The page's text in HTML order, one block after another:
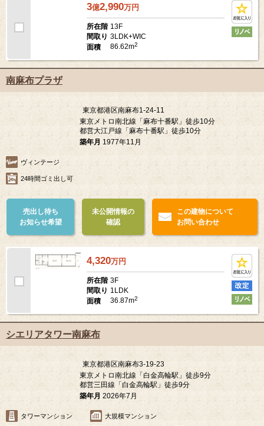
3億2,990万円
所在階 13F
間取り 3LDK+WIC
面積
86.62m2
南麻布プラザ
東京都港区南麻布1-24-11
東京メトロ南北線「麻布十番駅」徒歩10分
都営大江戸線「麻布十番駅」徒歩10分
築年月 1977年11月
売出し待ち
未公開情報の
この建物について
4,320万円
所在階 3F
間取り
1LDK
シエリアタワー南麻布
東京都港区南麻布3-19-23
東京メトロ南北線「白金高輪駅」徒歩9分
都営三田線「白金高輪駅」徒歩9分
築年月
2026年7月